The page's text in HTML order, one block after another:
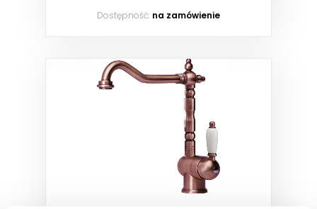
Dostępność: na zamówienie